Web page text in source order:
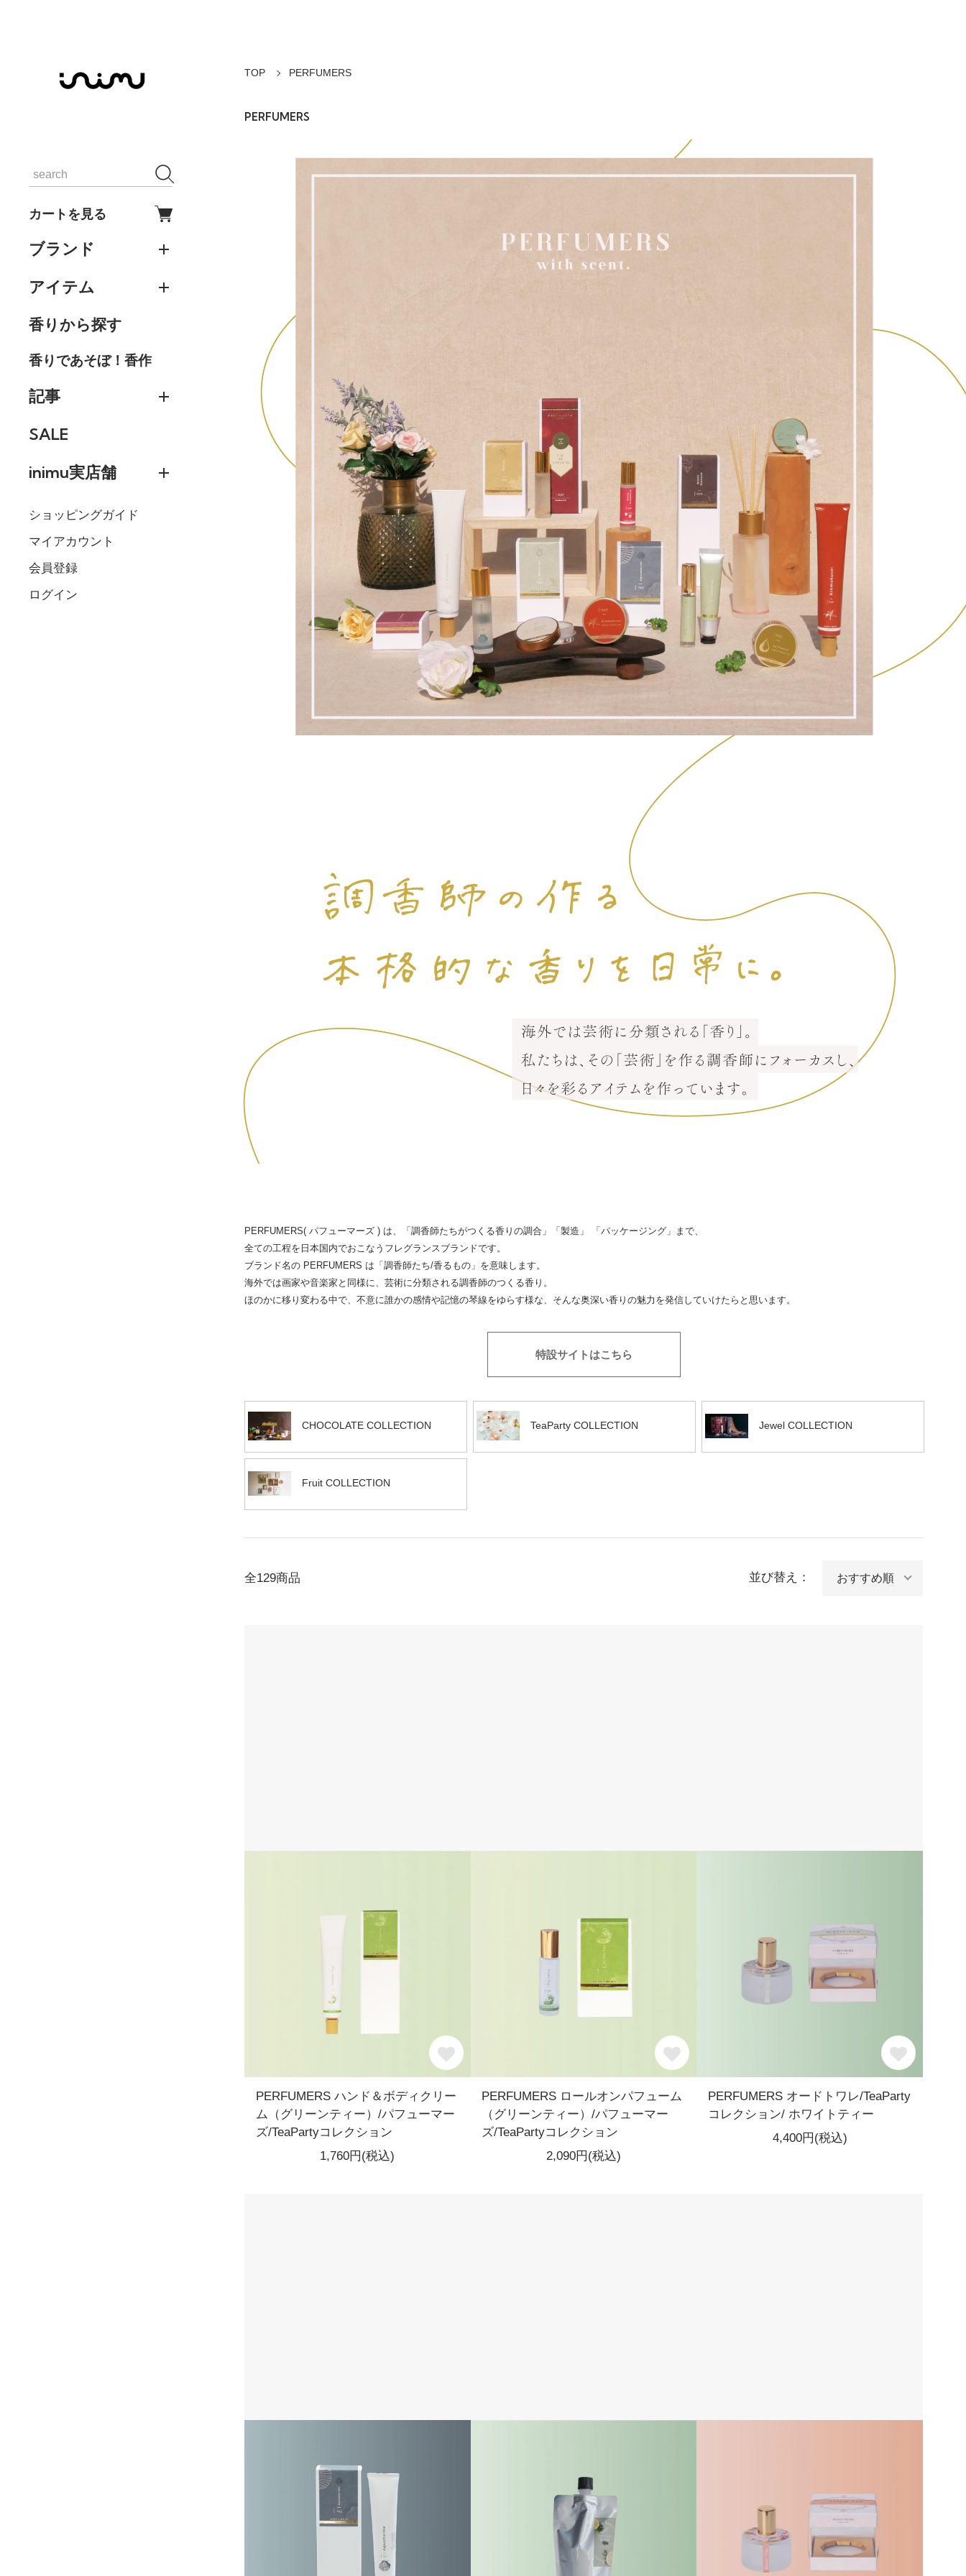
カートを見る
ブランド
アイテム
香りから探す
香りであそぼ！香作
記事
SALE
inimu実店舗
ショッピングガイド
マイアカウント
会員登録
ログイン
TOP PERFUMERS
PERFUMERS
PERFUMERS( パフューマーズ ) は、「調香師たちがつくる香りの調合」「製造」 「パッケージング」まで、
全ての工程を日本国内でおこなうフレグランスブランドです。
ブランド名の PERFUMERS は「調香師たち/香るもの」を意味します。
海外では画家や音楽家と同様に、芸術に分類される調香師のつくる香り。
ほのかに移り変わる中で、不意に誰かの感情や記憶の琴線をゆらす様な、そんな奥深い香りの魅力を発信していけたらと思います。
特設サイトはこちら
CHOCOLATE COLLECTION TeaParty COLLECTION Jewel COLLECTION
Fruit COLLECTION
全129商品 並び替え：
PERFUMERS ハンド＆ボディクリー
ム（グリーンティー）/パフューマー
ズ/TeaPartyコレクション
1,760円(税込)
PERFUMERS ロールオンパフューム
（グリーンティー）/パフューマー
ズ/TeaPartyコレクション
2,090円(税込)
PERFUMERS オードトワレ/TeaParty
コレクション/ ホワイトティー
4,400円(税込)